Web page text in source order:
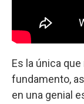
Es la única
fundamento,
en una genial